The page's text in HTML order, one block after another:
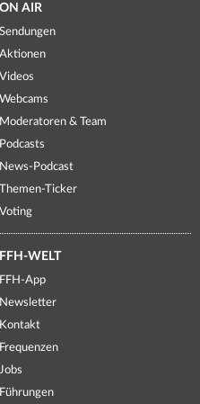
ON AIR
Sendungen
Aktionen
Videos
Webcams
Moderatoren & Team
Podcasts
News-Podcast
Themen-Ticker
Voting
FFH-WELT
FFH-App
Newsletter
Kontakt
Frequenzen
Jobs
Führungen